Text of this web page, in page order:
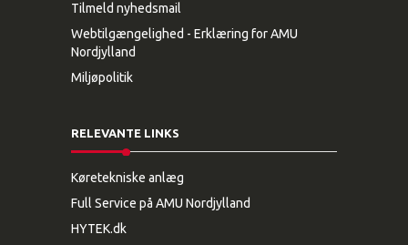
Tilmeld nyhedsmail
Webtilgængelighed - Erklæring for AMU
Nordjylland
Miljøpolitik
RELEVANTE LINKS
Køretekniske anlæg
Full Service på AMU Nordjylland
HYTEK.dk